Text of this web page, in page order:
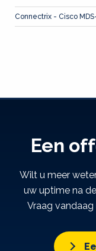
Connectrix - Cisco
Een
Wilt u meer
uw uptime na
Vraag